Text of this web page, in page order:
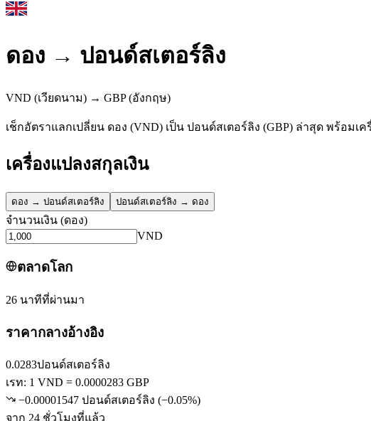
ดอง → ปอนด์สเตอร์ลิง
VND (เวียดนาม) → GBP(อังกฤษ)
เช็กอัตราแลกเปลี่ยน ดอง (VND) เป็น ปอนด์สเตอร์ลิง (GBP) ล่าสุด พร้อมเ
เครื่องแปลงสกุลเงิน
ดอง → ปอนด์สเตอร์ลิง ปอนด์สเตอร์ลิง → ดอง
จำนวนเงิน (ดอง)
VND
ตลาดโลก
26 นาทีที่ผ่านมา
ราคากลางอ้างอิง
0.0283ปอนด์สเตอร์ลิง
เรท: 1 VND = 0.0000283 GBP
−0.00001547 ปอนด์สเตอร์ลิง (−0.05%)
จาก 24 ชั่วโมงที่แล้ว